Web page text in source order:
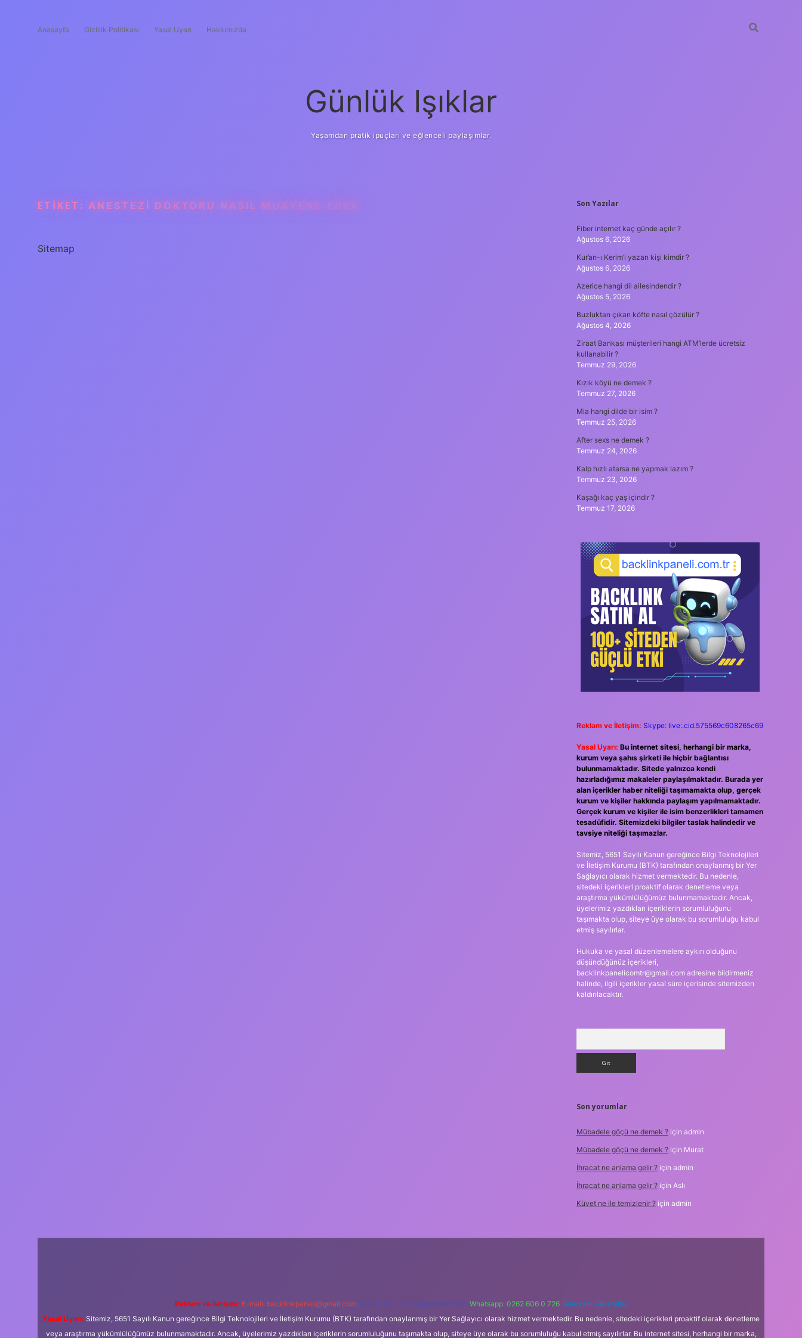
Anasayfa Gizlilik Politikası Yasal Uyarı Hakkımızda
Günlük Işıklar
Yaşamdan pratik ipuçları ve eğlenceli paylaşımlar.
ETIKET: ANESTEZI DOKTORU NASIL MUAYENE EDER
Sitemap
SIDEBAR
Son Yazılar
Fiber internet kaç günde açılır ?
Ağustos 6, 2026
Kur’an-ı Kerim’i yazan kişi kimdir ?
Ağustos 6, 2026
Azerice hangi dil ailesindendir ?
Ağustos 5, 2026
Buzluktan çıkan köfte nasıl çözülür ?
Ağustos 4, 2026
Ziraat Bankası müşterileri hangi ATM’lerde ücretsiz
kullanabilir ?
Temmuz 29, 2026
Kızık köyü ne demek ?
Temmuz 27, 2026
Mia hangi dilde bir isim ?
Temmuz 25, 2026
After sexs ne demek ?
Temmuz 24, 2026
Kalp hızlı atarsa ne yapmak lazım ?
Temmuz 23, 2026
Kaşağı kaç yaş içindir ?
Temmuz 17, 2026
Reklam ve İletişim: Skype: live:.cid.575569c608265c69
Yasal Uyarı: Bu internet sitesi, herhangi bir marka,
kurum veya şahıs şirketi ile hiçbir bağlantısı
bulunmamaktadır. Sitede yalnızca kendi
hazırladığımız makaleler paylaşılmaktadır. Burada yer
alan içerikler haber niteliği taşımamakta olup, gerçek
kurum ve kişiler hakkında paylaşım yapılmamaktadır.
Gerçek kurum ve kişiler ile isim benzerlikleri tamamen
tesadüfidir. Sitemizdeki bilgiler taslak halindedir ve
tavsiye niteliği taşımazlar.
Sitemiz, 5651 Sayılı Kanun gereğince Bilgi Teknolojileri
ve İletişim Kurumu (BTK) tarafından onaylanmış bir Yer
Sağlayıcı olarak hizmet vermektedir. Bu nedenle,
sitedeki içerikleri proaktif olarak denetleme veya
araştırma yükümlülüğümüz bulunmamaktadır. Ancak,
üyelerimiz yazdıkları içeriklerin sorumluluğunu
taşımakta olup, siteye üye olarak bu sorumluluğu kabul
etmiş sayılırlar.
Hukuka ve yasal düzenlemelere aykırı olduğunu
düşündüğünüz içerikleri,
backlinkpanelicomtr@gmail.comadresine bildirmeniz
halinde, ilgili içerikler yasal süre içerisinde sitemizden
kaldırılacaktır.
Son yorumlar
Mübadele göçü ne demek ?için admin
Mübadele göçü ne demek ?için Murat
İhracat ne anlama gelir ?için admin
İhracat ne anlama gelir ?için Aslı
Küvet ne ile temizlenir ?için admin
Reklam ve İletişim: E-mail: backlinkpaneli@gmail.com Teams: forumhizmeti@gmail.com Whatsapp: 0262 606 0 726 Telegram: @karabul
Yasal Uyarı: Sitemiz, 5651 Sayılı Kanun gereğince Bilgi Teknolojileri ve İletişim Kurumu (BTK) tarafından onaylanmış bir Yer Sağlayıcı olarak hizmet vermektedir. Bu nedenle, sitedeki içerikleri proaktif olarak denetleme
veya araştırma yükümlülüğümüz bulunmamaktadır. Ancak, üyelerimiz yazdıkları içeriklerin sorumluluğunu taşımakta olup, siteye üye olarak bu sorumluluğu kabul etmiş sayılırlar. Bu internet sitesi, herhangi bir marka,